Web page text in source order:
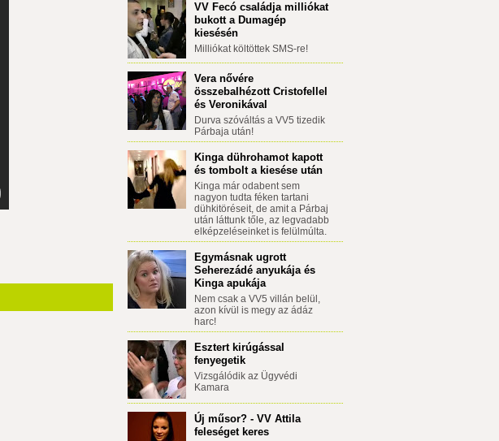
VV Fecó családja milliókat
bukott a Dumagép
kiesésén
Milliókat költöttek SMS-re!
Vera nővére
összebalhézott Cristofellel
és Veronikával
Durva szóváltás a VV5 tizedik
Párbaja után!
Kinga dührohamot kapott
és tombolt a kiesése után
Kinga már odabent sem
nagyon tudta féken tartani
dühkitöréseit, de amit a Párbaj
után láttunk tőle, az legvadabb
elképzeléseinket is felülmúlta.
Egymásnak ugrott
Seherezádé anyukája és
Kinga apukája
Nem csak a VV5 villán belül,
azon kívül is megy az ádáz
harc!
Esztert kirúgással
fenyegetik
Vizsgálódik az Ügyvédi
Kamara
Új műsor? - VV Attila
feleséget keres